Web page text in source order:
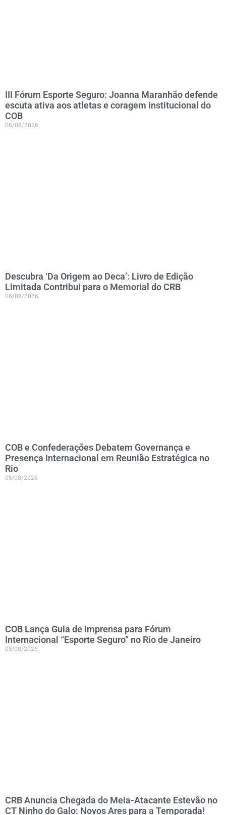
III Fórum Esporte Seguro: Joanna Maranhão defende
escuta ativa aos atletas e coragem institucional do
COB
06/08/2026
Descubra ‘Da Origem ao Deca’: Livro de Edição
Limitada Contribui para o Memorial do CRB
06/08/2026
COB e Confederações Debatem Governança e
Presença Internacional em Reunião Estratégica no
Rio
05/08/2026
COB Lança Guia de Imprensa para Fórum
Internacional “Esporte Seguro” no Rio de Janeiro
05/08/2026
CRB Anuncia Chegada do Meia-Atacante Estevão no
CT Ninho do Galo: Novos Ares para a Temporada!